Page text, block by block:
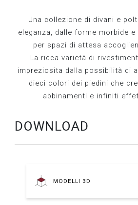
Una collezione di divani e
eleganza, dalle forme morbide e
per spazi di attesa
La ricca varietà di
impreziosita dalla possibilità di
dieci colori dei piedini che
abbinamenti e infiniti
DOWNLOAD
MODELLI 3D